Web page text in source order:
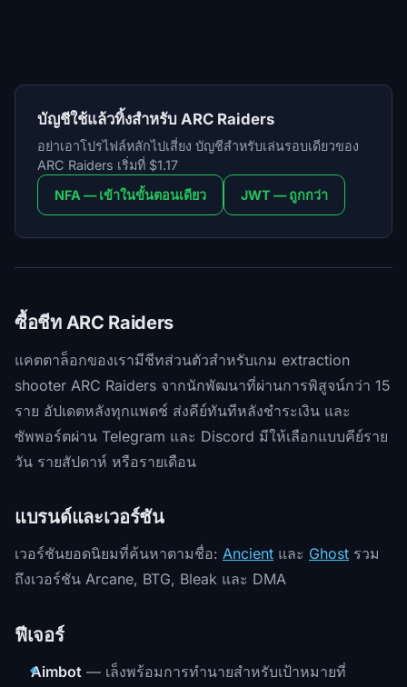
บัญชีใช้แล้วทิ้งสำหรับ ARC Raiders
อย่าเอาโปรไฟล์หลักไปเสี่ยง บัญชีสำหรับเล่นรอบเดียวของ
ARC Raiders เริ่มที่ $1.17
NFA — เข้าในขั้นตอนเดียว
JWT — ถูกกว่า
ซื้อชีท ARC Raiders
แคตตาล็อกของเรามีชีทส่วนตัวสำหรับเกม extraction
shooter ARC Raiders จากนักพัฒนาที่ผ่านการพิสูจน์กว่า 15
ราย อัปเดตหลังทุกแพตช์ ส่งคีย์ทันทีหลังชำระเงิน และ
ซัพพอร์ตผ่าน Telegram และ Discord มีให้เลือกแบบคีย์ราย
วัน รายสัปดาห์ หรือรายเดือน
แบรนด์และเวอร์ชัน
เวอร์ชันยอดนิยมที่ค้นหาตามชื่อ: Ancient และ Ghost รวม
ถึงเวอร์ชัน Arcane, BTG, Bleak และ DMA
ฟีเจอร์
Aimbot — เล็งพร้อมการทำนายสำหรับเป้าหมายที่